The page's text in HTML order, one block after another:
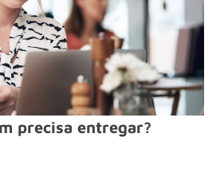
precisa entregar?